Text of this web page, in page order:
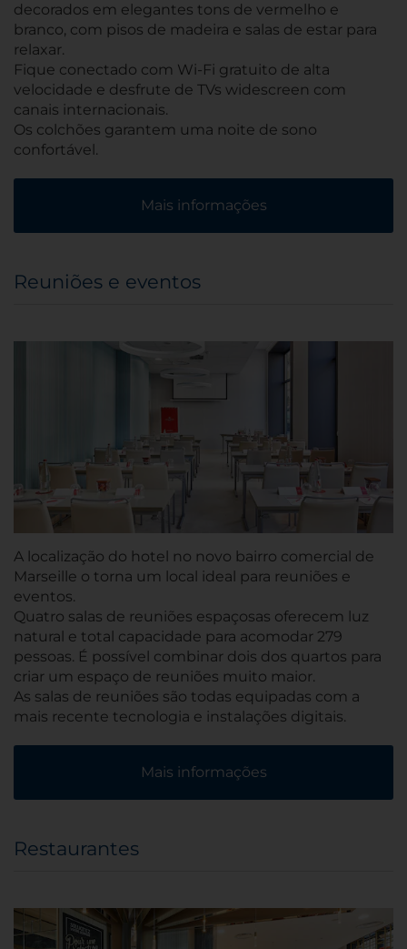
decorados em elegantes tons de vermelho e
branco, com pisos de madeira e salas de estar para
relaxar.
Fique conectado com Wi-Fi gratuito de alta
velocidade e desfrute de TVs widescreen com
canais internacionais.
Os colchões garantem uma noite de sono
confortável.
Mais informações
Reuniões e eventos
A localização do hotel no novo bairro comercial de
Marseille o torna um local ideal para reuniões e
eventos.
Quatro salas de reuniões espaçosas oferecem luz
natural e total capacidade para acomodar 279
pessoas. É possível combinar dois dos quartos para
criar um espaço de reuniões muito maior.
As salas de reuniões são todas equipadas com a
mais recente tecnologia e instalações digitais.
Mais informações
Restaurantes